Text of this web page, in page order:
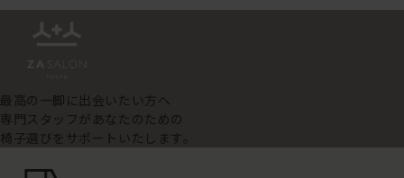
最高の一脚に出会いたい方へ
専門スタッフがあなたのための
椅子選びをサポートいたします。